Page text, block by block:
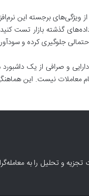
گذشته بازار تست
جلوگیری کرده و
و صرافی از یک
معاملات نیست. این
تجزیه و تحلیل را به